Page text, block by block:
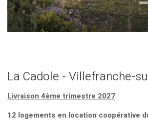
La Cadole - Villefranche-
Livraison 4ème trimestre 2027
12 logements en location coopérative